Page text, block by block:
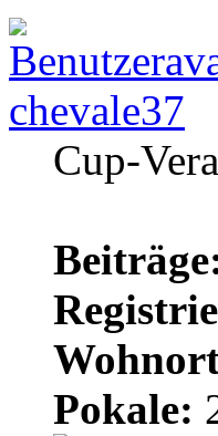
chevale37
Cup-
Pokale: